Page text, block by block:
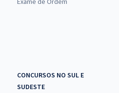
CONCURSOS NO SUL E
SUDESTE